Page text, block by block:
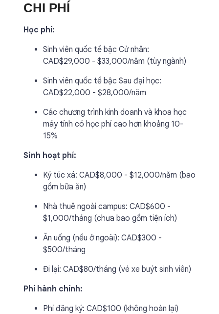
CHI PHÍ
Học phí:
Sinh viên quốc tế bậc Cử nhân:
CAD$29,000 - $33,000/năm (tùy ngành)
Sinh viên quốc tế bậc Sau đại học:
CAD$22,000 - $28,000/năm
Các chương trình kinh doanh và khoa học
máy tính có học phí cao hơn khoảng 10-
15%
Sinh hoạt phí:
Ký túc xá: CAD$8,000 - $12,000/năm (bao
gồm bữa ăn)
Nhà thuê ngoài campus: CAD$600 -
$1,000/tháng (chưa bao gồm tiện ích)
Ăn uống (nếu ở ngoài): CAD$300 -
$500/tháng
Đi lại: CAD$80/tháng (vé xe buýt sinh viên)
Phí hành chính:
Phí đăng ký: CAD$100 (không hoàn lại)